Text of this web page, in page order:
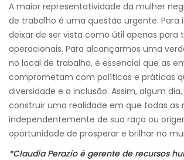
A maior representatividade da mulher
de trabalho é uma questão urgente. Para
deixar de ser vista como útil apenas para
operacionais. Para alcançarmos uma
no local de trabalho, é essencial que as
comprometam com políticas e práticas
diversidade e a inclusão. Assim, algum
construir uma realidade em que todas as
independentemente de sua raça ou
oportunidade de prosperar e brilhar no
*Claudia Perazio é gerente de recursos